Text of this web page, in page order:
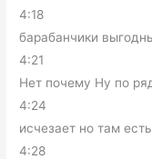
4:18
барабанчики
4:21
Нет почему Ну по
4:24
исчезает но там
4:28